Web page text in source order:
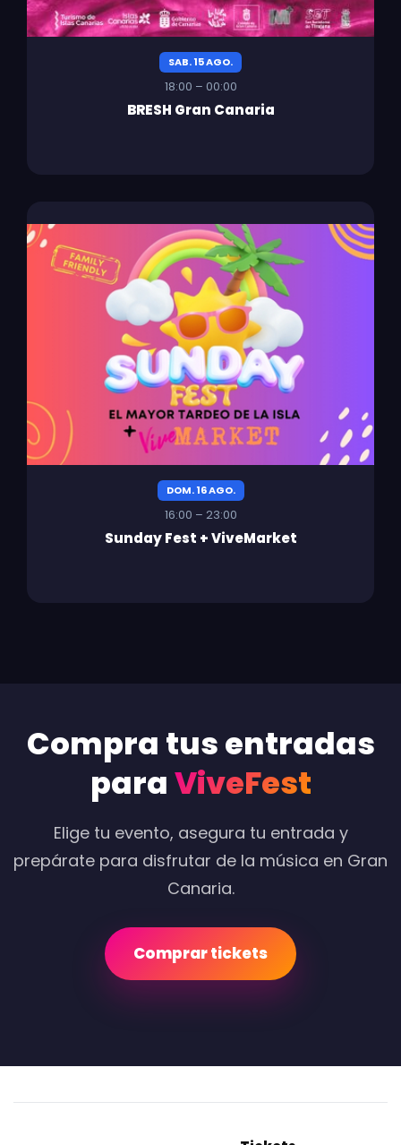
SAB. 15 AGO.
18:00 – 00:00
BRESH Gran Canaria
DOM. 16 AGO.
16:00 – 23:00
Sunday Fest + ViveMarket
Compra tus entradas
paraViveFest
Elige tu evento, asegura tu entrada y
prepárate para disfrutar de la música en Gran
Canaria.
Comprar tickets